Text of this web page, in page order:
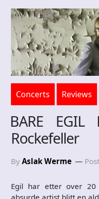
Concerts Reviews
BARE
Rockefeller
By Aslak Werme
Egil har etter over 20
absurde artist blitt en